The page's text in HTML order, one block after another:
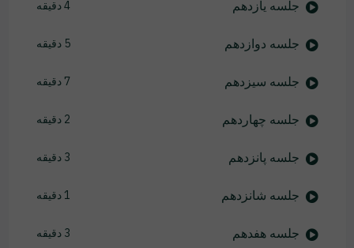
جلسه یازدهم 4 دقیقه
جلسه دوازدهم 5 دقیقه
جلسه سیزدهم 7 دقیقه
جلسه چهاردهم 2 دقیقه
جلسه پانزدهم 3 دقیقه
جلسه شانزدهم 1 دقیقه
جلسه هفدهم 3 دقیقه